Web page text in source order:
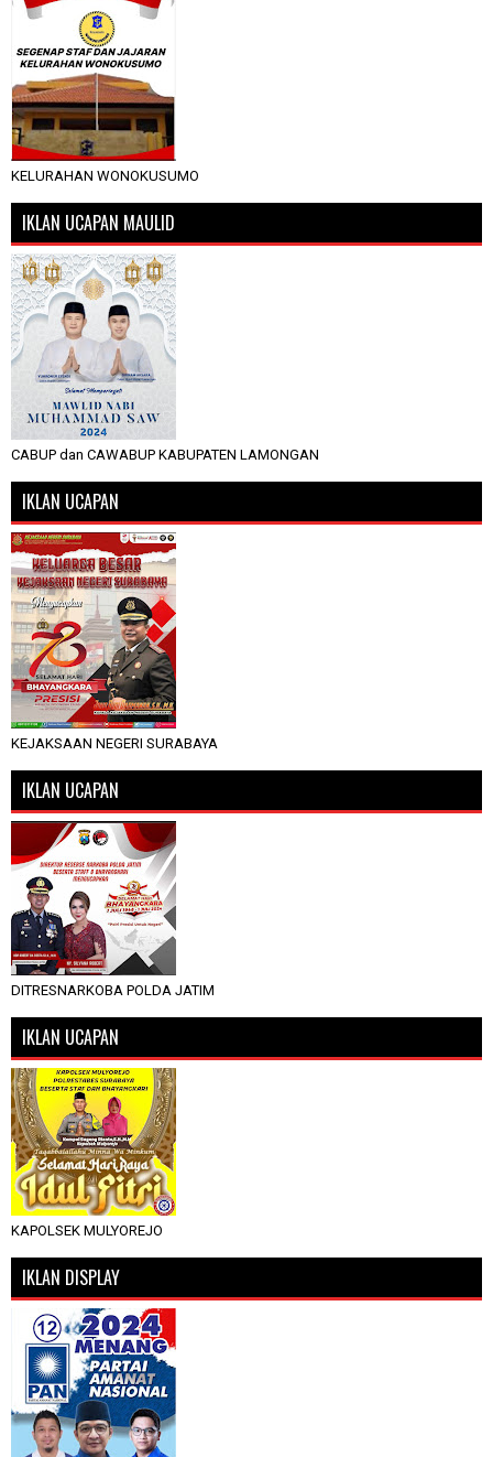
KELURAHAN WONOKUSUMO
IKLAN UCAPAN MAULID
CABUP dan CAWABUP KABUPATEN LAMONGAN
IKLAN UCAPAN
KEJAKSAAN NEGERI SURABAYA
IKLAN UCAPAN
DITRESNARKOBA POLDA JATIM
IKLAN UCAPAN
KAPOLSEK MULYOREJO
IKLAN DISPLAY